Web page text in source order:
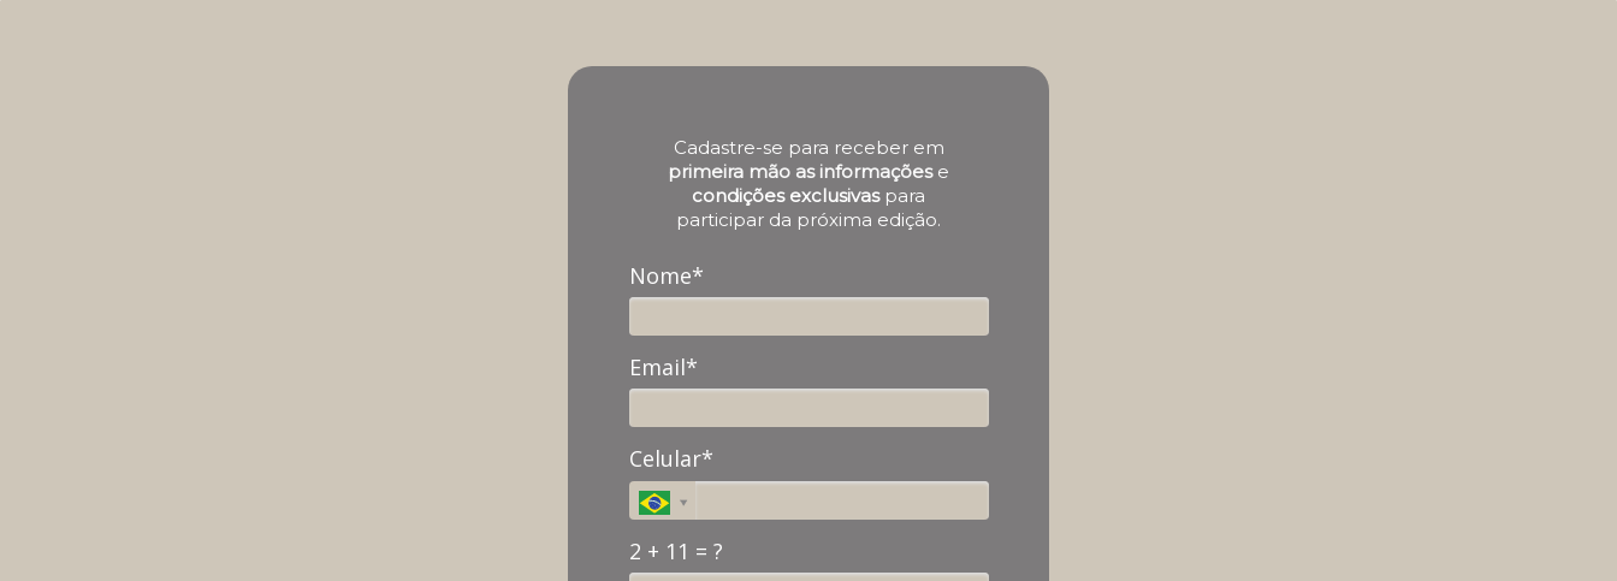
Cadastre-se para receber em
primeira mão as informações e
condições exclusivaspara
participar da próxima edição.
Nome*
Email*
Celular*
2 + 11 = ?